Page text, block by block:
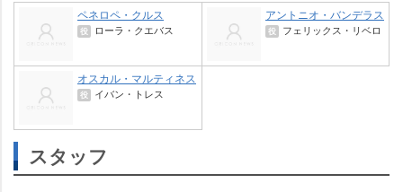
ペネロペ・クルス
役 ローラ・クエバス
アントニオ・バンデラス
役 フェリックス・リベロ
オスカル・マルティネス
役 イバン・トレス
スタッフ